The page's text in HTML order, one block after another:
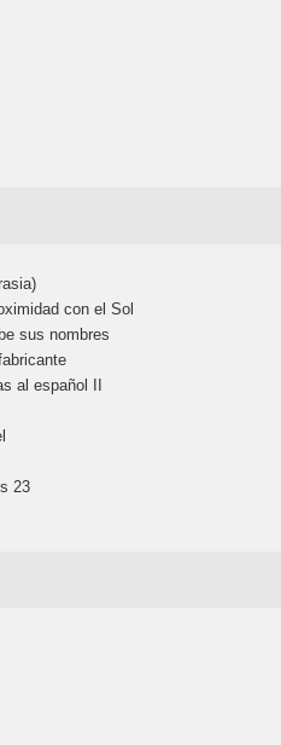
con el Sol
sus nombres
al español II
23